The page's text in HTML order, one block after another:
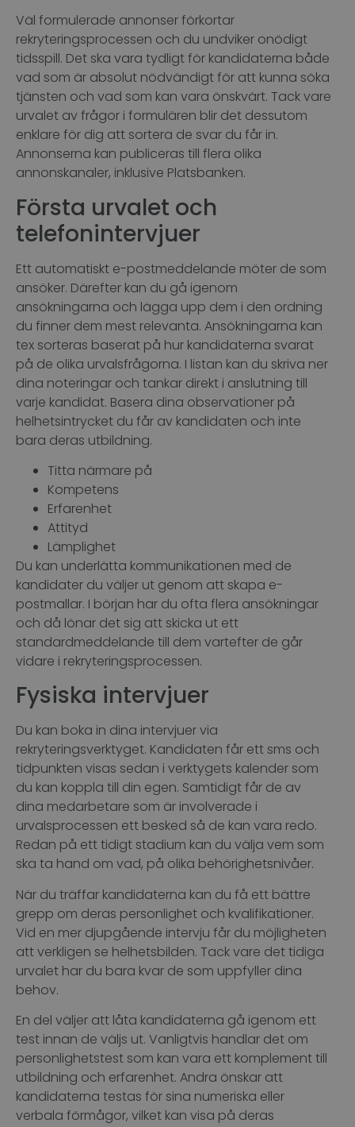
Väl formulerade annonser förkortar
rekryteringsprocessen och du undviker onödigt
tidsspill. Det ska vara tydligt för kandidaterna både
vad som är absolut nödvändigt för att kunna söka
tjänsten och vad som kan vara önskvärt. Tack vare
urvalet av frågor i formulären blir det dessutom
enklare för dig att sortera de svar du får in.
Annonserna kan publiceras till flera olika
annonskanaler, inklusive Platsbanken.
Första urvalet och
telefonintervjuer
Ett automatiskt e-postmeddelande möter de som
ansöker. Därefter kan du gå igenom
ansökningarna och lägga upp dem i den ordning
du finner dem mest relevanta. Ansökningarna kan
tex sorteras baserat på hur kandidaterna svarat
på de olika urvalsfrågorna. I listan kan du skriva ner
dina noteringar och tankar direkt i anslutning till
varje kandidat. Basera dina observationer på
helhetsintrycket du får av kandidaten och inte
bara deras utbildning.
Titta närmare på
Kompetens
Erfarenhet
Attityd
Lämplighet
Du kan underlätta kommunikationen med de
kandidater du väljer ut genom att skapa e-
postmallar. I början har du ofta flera ansökningar
och då lönar det sig att skicka ut ett
standardmeddelande till dem vartefter de går
vidare i rekryteringsprocessen.
Fysiska intervjuer
Du kan boka in dina intervjuer via
rekryteringsverktyget. Kandidaten får ett sms och
tidpunkten visas sedan i verktygets kalender som
du kan koppla till din egen. Samtidigt får de av
dina medarbetare som är involverade i
urvalsprocessen ett besked så de kan vara redo.
Redan på ett tidigt stadium kan du välja vem som
ska ta hand om vad, på olika behörighetsnivåer.
När du träffar kandidaterna kan du få ett bättre
grepp om deras personlighet och kvalifikationer.
Vid en mer djupgående intervju får du möjligheten
att verkligen se helhetsbilden. Tack vare det tidiga
urvalet har du bara kvar de som uppfyller dina
behov.
En del väljer att låta kandidaterna gå igenom ett
test innan de väljs ut. Vanligtvis handlar det om
personlighetstest som kan vara ett komplement till
utbildning och erfarenhet. Andra önskar att
kandidaterna testas för sina numeriska eller
verbala förmågor, vilket kan visa på deras